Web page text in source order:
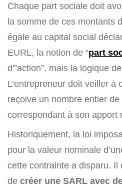
Chaque part sociale doit
la somme de ces montants
égale au capital social
EURL, la notion de “part
d'”action”, mais la logique
L’entrepreneur doit veiller à
reçoive un nombre entier
correspondant à son apport
Historiquement, la loi
pour la valeur nominale
cette contrainte a disparu. Il
de créer une SARL avec